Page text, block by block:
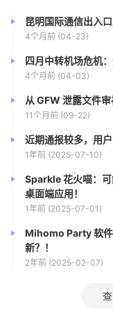
昆明国际通信出入
4个月前 (04-23)
四月中转机场危机
4个月前 (04-03)
从 GFW 泄露文件
11个月前 (09-22)
近期通报较多，用
1年前 (2025-07-10)
Sparkle 花火喵：
桌面端应用！
1年前 (2025-07-01)
Mihomo Party 软
新？！
2年前 (2025-02-07)